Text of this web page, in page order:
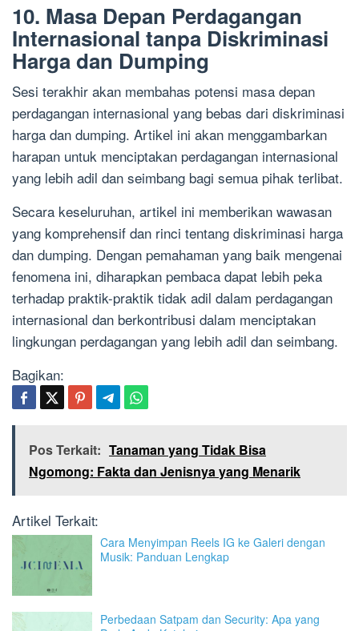
10. Masa Depan Perdagangan
Internasional tanpa Diskriminasi
Harga dan Dumping
Sesi terakhir akan membahas potensi masa depan
perdagangan internasional yang bebas dari diskriminasi
harga dan dumping. Artikel ini akan menggambarkan
harapan untuk menciptakan perdagangan internasional
yang lebih adil dan seimbang bagi semua pihak terlibat.
Secara keseluruhan, artikel ini memberikan wawasan
yang komprehensif dan rinci tentang diskriminasi harga
dan dumping. Dengan pemahaman yang baik mengenai
fenomena ini, diharapkan pembaca dapat lebih peka
terhadap praktik-praktik tidak adil dalam perdagangan
internasional dan berkontribusi dalam menciptakan
lingkungan perdagangan yang lebih adil dan seimbang.
Bagikan:
Pos Terkait: Tanaman yang Tidak Bisa
Ngomong: Fakta dan Jenisnya yang Menarik
Artikel Terkait:
Cara Menyimpan Reels IG ke Galeri dengan
Musik: Panduan Lengkap
Perbedaan Satpam dan Security: Apa yang